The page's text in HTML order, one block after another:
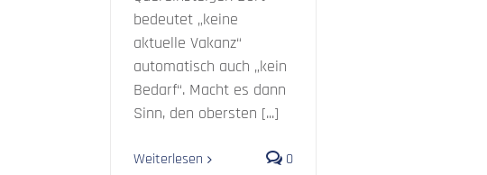
bedeutet „keine
aktuelle Vakanz“
automatisch auch „kein
Bedarf“. Macht es dann
Sinn, den obersten [...]
Weiterlesen 0